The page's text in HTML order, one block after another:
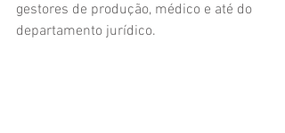
gestores de produção, médico e até do
departamento jurídico.